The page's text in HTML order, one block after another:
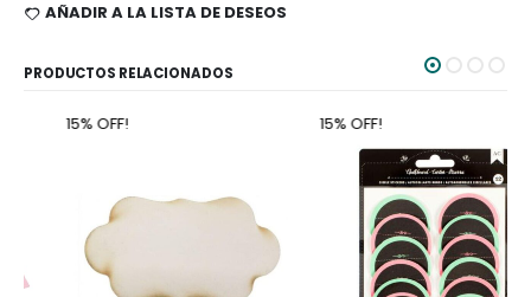
AÑADIR A LA LISTA DE DESEOS
PRODUCTOS RELACIONADOS
15% OFF! 15% OFF!